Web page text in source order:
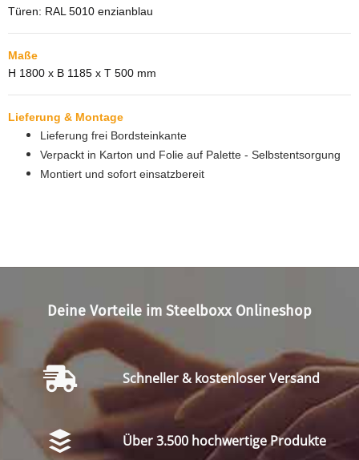
Türen: RAL 5010 enzianblau
Maße
H 1800 x B 1185 x T 500 mm
Lieferung & Montage
Lieferung frei Bordsteinkante
Verpackt in Karton und Folie auf Palette - Selbstentsorgung
Montiert und sofort einsatzbereit
Deine Vorteile im Steelboxx Onlineshop
Schneller & kostenloser Versand
Über 3.500 hochwertige Produkte